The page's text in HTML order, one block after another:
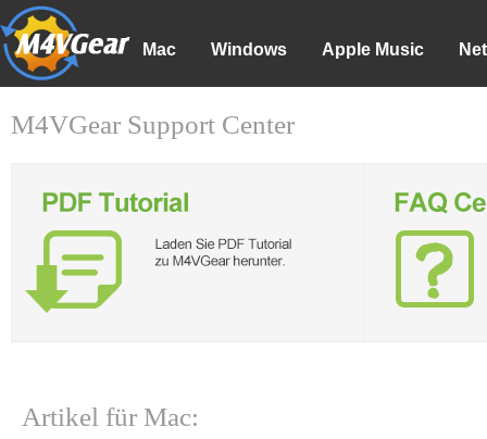
Mac Windows Apple Music
M4VGear Support Center
Artikel für Mac: